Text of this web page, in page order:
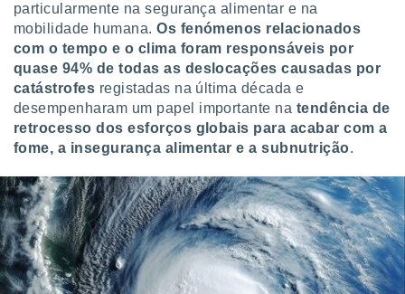
estudos
e
de
1199
particularmente na segurança alimentar e na
mobilidade humana.Os fenómenos relacionados
com o tempo e o clima foram responsáveis por
quase 94% de todas as deslocações causadas por
catástrofes registadas na última década e
desempenharam um papel importante na tendência de
retrocesso dos esforços globais para acabar com a
fome, a insegurança alimentar e a subnutrição.